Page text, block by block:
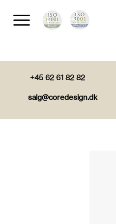
+45 62 61 82 82
salg@coredesign.dk